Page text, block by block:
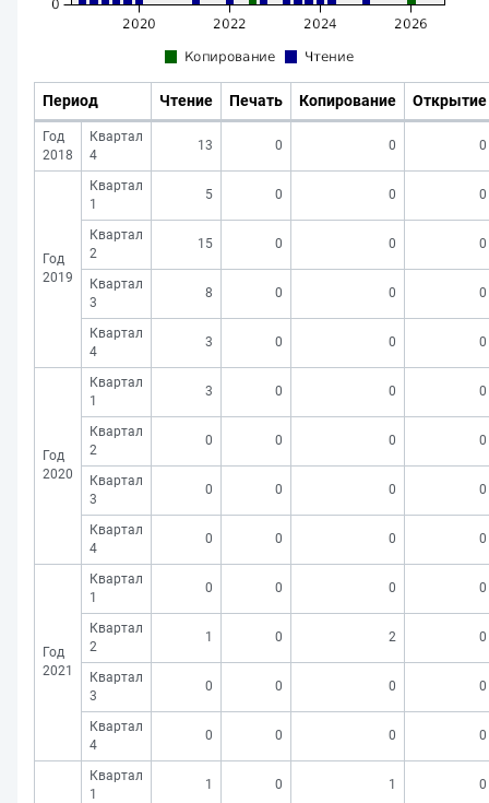
Период Чтение Печать Копирование Открытие
Год
2018
Квартал
4
13 0 0 0
Год
2019
Квартал
1
5 0 0 0
Квартал
2
15 0 0 0
Квартал
3
8 0 0 0
Квартал
4
3 0 0 0
Год
2020
Квартал
1
3 0 0 0
Квартал
2
0 0 0 0
Квартал
3
0 0 0 0
Квартал
4
0 0 0 0
Год
2021
Квартал
1
0 0 0 0
Квартал
2
1 0 2 0
Квартал
3
0 0 0 0
Квартал
4
0 0 0 0
Квартал
1
1 0 1 0